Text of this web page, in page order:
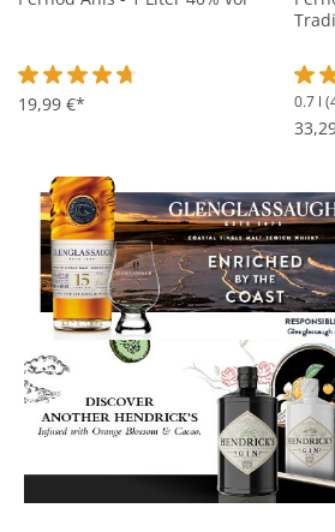
Durchschnittliche Bewertung von 4.8
19,99 €* 0.7 l